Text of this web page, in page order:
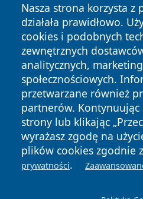
Nasza strona korzysta z
działała prawidłowo.
cookies i podobnych
zewnętrznych
analitycznych,
społecznościowych.
przetwarzane również
partnerów. Kontynuując
strony lub klikając
wyrażasz zgodę na
plików cookies zgodnie
prywatności.
Copyright © 2026 olkuszonline.pl
zastrzeżone.
News Autorzy
Polityka